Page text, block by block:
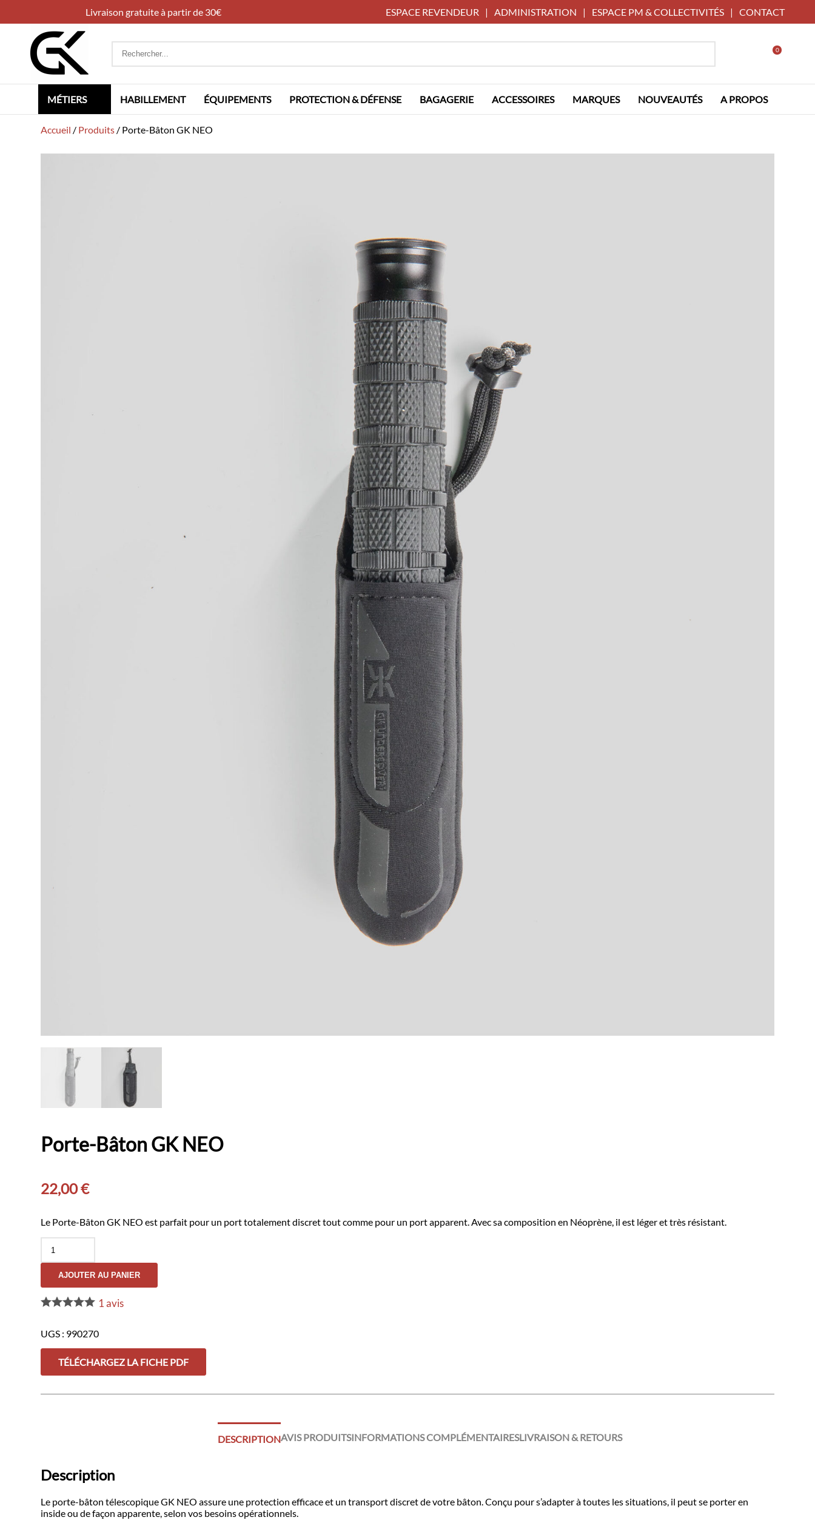
Livraison gratuite à partir de 30€ ESPACE REVENDEUR | ADMINISTRATION | ESPACE PM & COLLECTIVITÉS | CONTACT
Rechercher
0
MÉTIERS HABILLEMENT ÉQUIPEMENTS PROTECTION & DÉFENSE BAGAGERIE ACCESSOIRES MARQUES NOUVEAUTÉS A PROPOS
Accueil / Produits / Porte-Bâton GK NEO
Porte-Bâton GK NEO
22,00€
Le Porte-Bâton GK NEO est parfait pour un port totalement discret tout comme pour un port apparent. Avec sa composition en Néoprène, il est léger et très résistant.
Porte-
Bâton
GK
NEO
AJOUTER AU PANIER
1avis
UGS : 990270
TÉLÉCHARGEZ LA FICHE PDF
DESCRIPTIONAVIS PRODUITSINFORMATIONS COMPLÉMENTAIRESLIVRAISON & RETOURS
Description
Le porte-bâton télescopique GK NEO assure une protection efficace et un transport discret de votre bâton. Conçu pour s’adapter à toutes les situations, il peut se porter en
inside ou de façon apparente, selon vos besoins opérationnels.